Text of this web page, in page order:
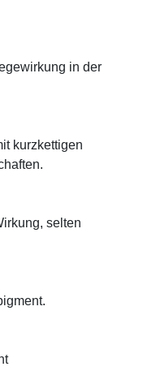
in der
kurzkettigen
selten